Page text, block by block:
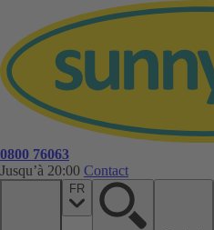
0800 76063
Jusqu’à 20:00 Contact
FR